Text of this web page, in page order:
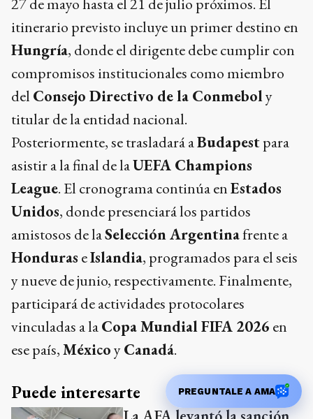
itinerario previsto incluye un primer destino en
Hungría, donde el dirigente debe cumplir con
compromisos institucionales como miembro
del Consejo Directivo de la Conmeboly
titular de la entidad nacional.
Posteriormente, se trasladará aBudapestpara
asistir a la final de laUEFA Champions
League. El cronograma continúa enEstados
Unidos, donde presenciará los partidos
amistosos de laSelección Argentinafrente a
Honduras eIslandia, programados para el seis
y nueve de junio, respectivamente. Finalmente,
participará de actividades protocolares
vinculadas a laCopa Mundial FIFA 2026 en
ese país,MéxicoyCanadá.
Puede interesarte PREGUNTALE A AMA